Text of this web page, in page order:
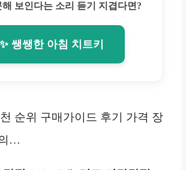
해 보인다는 소리 듣기 지겹다면?
✨ 쌩쌩한 아침 치트키
순위 구매가이드 후기 가격 장
…